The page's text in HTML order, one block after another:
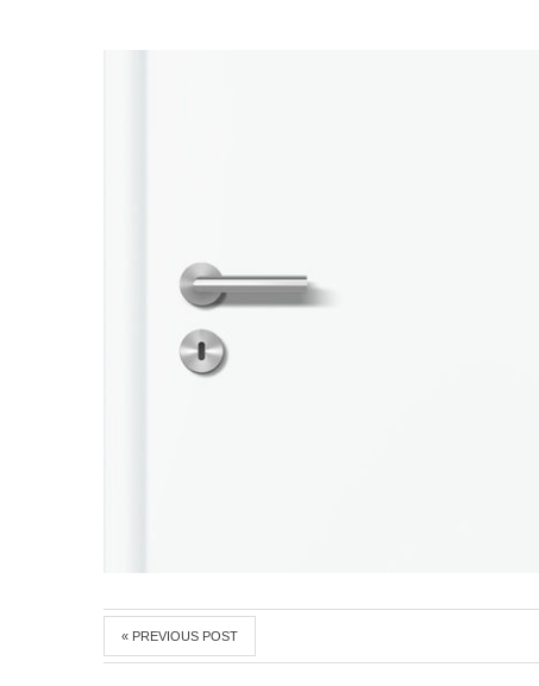
« PREVIOUS POST